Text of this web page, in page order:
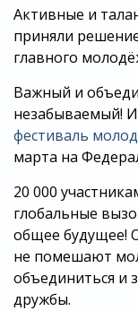
Активные и
приняли
главного
Важный и
незабываемый!
фестиваль
марта на
20 000
глобальные
общее будущее!
не помешают
объединиться и
дружбы.